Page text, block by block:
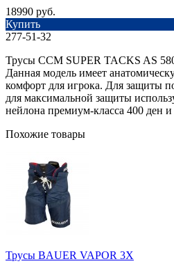
18990 руб.
Купить
277-51-32
Трусы CCM SUPER TACKS AS
Данная модель имеет
комфорт для игрока. Для защиты
для максимальной защиты
нейлона премиум-класса 400 ден
Похожие товары
Трусы BAUER VAPOR 3X